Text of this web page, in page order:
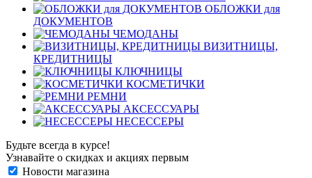
ОБЛОЖКИ для
ДОКУМЕНТОВ
ЧЕМОДАНЫ
ВИЗИТНИЦЫ,
КРЕДИТНИЦЫ
КЛЮЧНИЦЫ
КОСМЕТИЧКИ
РЕМНИ
АКСЕССУАРЫ
НЕСЕССЕРЫ
Будьте всегда в курсе!
Узнавайте о скидках и акциях первым
Новости магазина